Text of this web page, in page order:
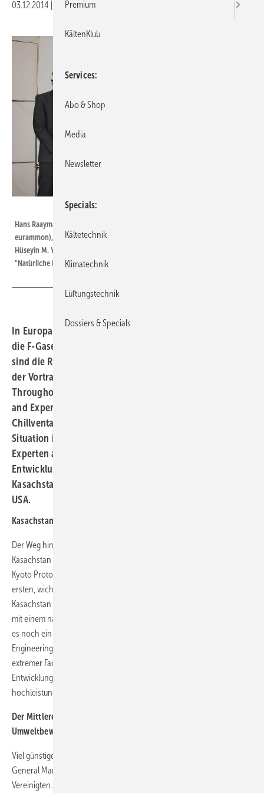
03.12.2014 Druckvorschau
Hans Raaymakers (ADEAREST), Monika Witt (Vorstandsvorsitzende
eurammon), Dave Rule (IIAR), Yuri Dubodelov (SAKADA Engineering) und
Hüseyin M. Yüksel (ISKID) informierten, wie es in der Welt um das Thema
"Natürliche Kältemittel" steht (v.l).
In Europa sind natürliche Kältemittel „per Gesetz“ durch
die F-Gase-Verordnung auf dem Vormarsch. Wie aber
sind die Rahmenbedingungen in anderen Ländern? Mit
der Vortragsveranstaltung „Natural Refrigerants
Throughout the World – Country Situation, Applications
and Experiences", die am 15. Oktober 2014 auf der
Chillventa stattfand, beleuchtete eurammon die aktuelle
Situation in verschiedenen internationalen Märkten.
Experten aus den einzelnen Ländern zeigten die
Entwicklung des Einsatzes natürlicher Kältemittel in
Kasachstan, im Mittleren Osten, in der Türkei und in den
USA.
Kasachstan: die Politik beginnt sich zu bewegen
Der Weg hin zu umweltfreundlichen Standards in der Kältetechnik in
Kasachstan ist noch lang – dennoch stellt die Unterzeichnung des
Kyoto Protokolls im Jahr 2009 für den zentralasiatischen Staat einen
ersten, wichtigen Meilenstein für nachhaltige Technologien dar.
Kasachstan muss nun die Emission klimaschädlicher Treibhausgase
mit einem nationalen Plan umsetzen. Aber für natürliche Kältemittel ist
es noch ein weiter Weg, weiß Yuri Dubodelov von SAKADA
Engineering aus Almaty. Denn in der gesamten Region herrscht ein
extremer Fachkräftemangel, es gibt kaum Ingenieurs- und
Entwicklungskompetenz, einen geringen Bedarf an
hochleistungsfähigen Kältesystemen und hohe Sicherheitsauflagen.
Der Mittlere Osten: Kostenbewusstsein schlägt
Umweltbewusstsein
Viel günstiger ist die Situation im Mittleren Osten. Hans Raaymakers,
General Manager bei ADEAREST, hebt die Rolle von Ammoniak in den
Vereinigten Arabischen Emiraten besonders hervor. Das natürliche
Premium
KältenKlub
Services
Abo & Shop
Media
Newsletter
Specials
Kältetechnik
Klimatechnik
Lüftungstechnik
Dossiers & Specials